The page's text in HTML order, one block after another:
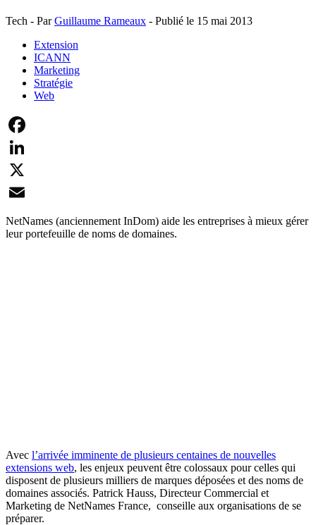
Tech - ParGuillaume Rameaux - Publié le 15 mai 2013
Extension
ICANN
Marketing
Stratégie
Web
Facebook
LinkedIn
X
Email
NetNames (anciennement InDom) aide les entreprises à mieux gérer
leur portefeuille de noms de domaines.
Avec l’arrivée imminente de plusieurs centaines de nouvelles
extensions web, les enjeux peuvent être colossaux pour celles qui
disposent de plusieurs milliers de marques déposées et des noms de
domaines associés. Patrick Hauss, Directeur Commercial et
Marketing de NetNames France, conseille aux organisations de se
préparer.